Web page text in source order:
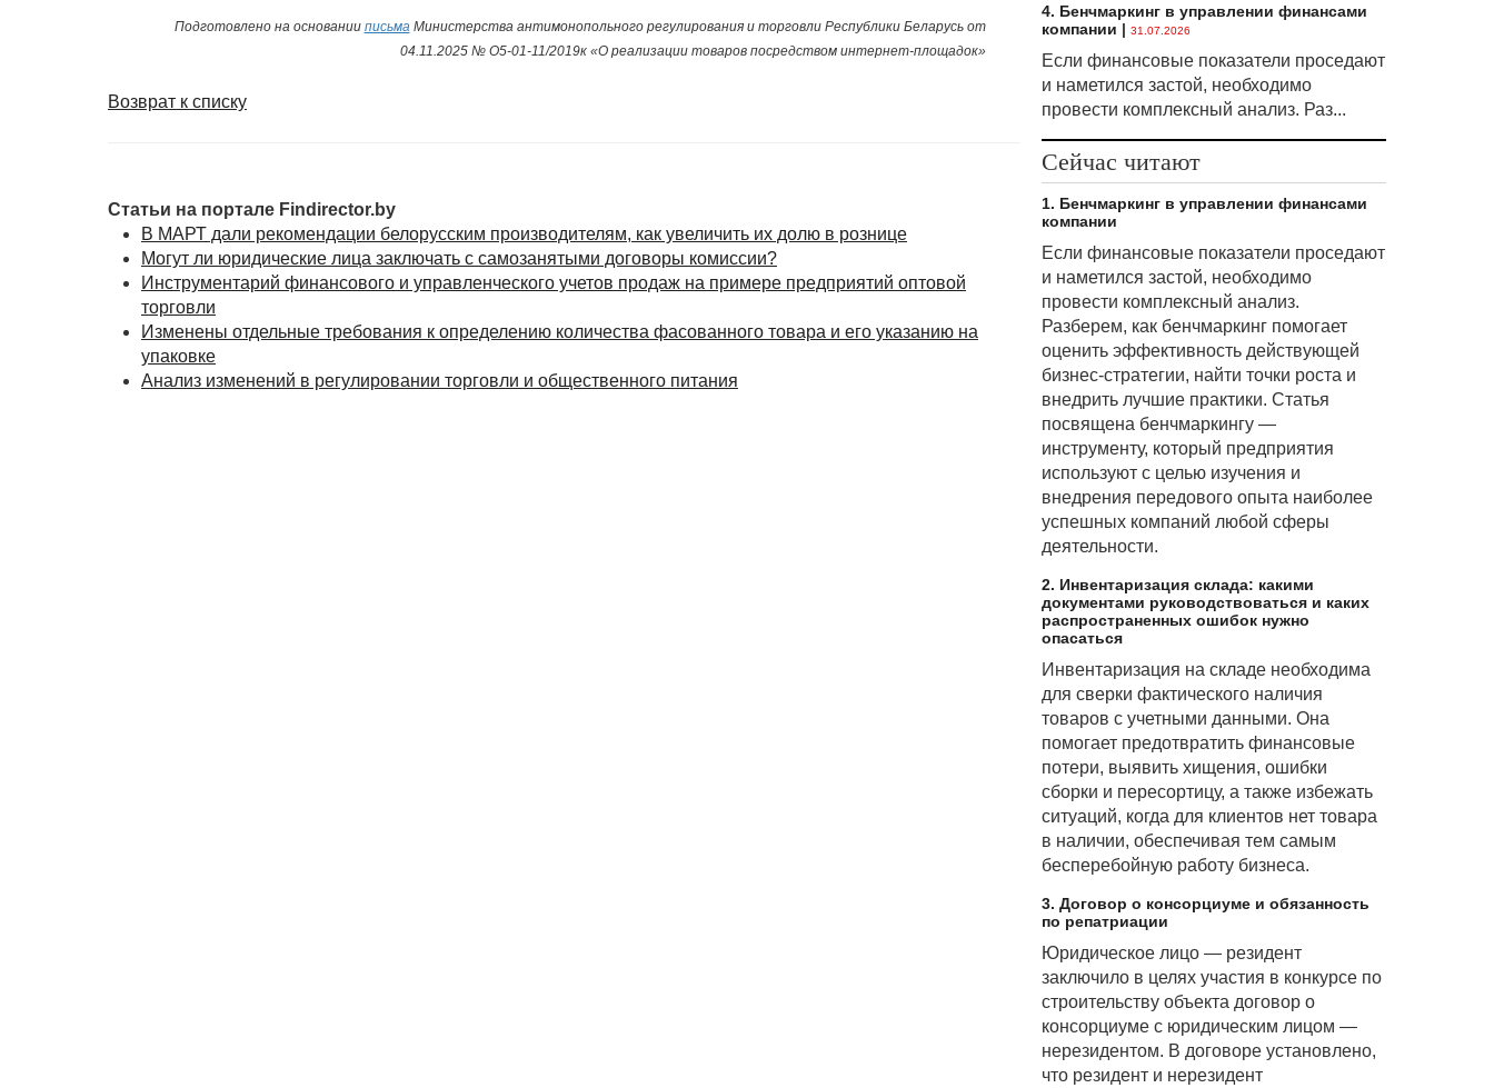
Подготовлено на основании письма Министерства антимонопольного регулирования и торговли Республики Беларусь от
04.11.2025 № O5-01-11/2019к «О реализации товаров посредством интернет-площадок»
Возврат к списку
Статьи на портале Findirector.by
В МАРТ дали рекомендации белорусским производителям, как увеличить их долю в рознице
Могут ли юридические лица заключать с самозанятыми договоры комиссии?
Инструментарий финансового и управленческого учетов продаж на примере предприятий оптовой
торговли
Изменены отдельные требования к определению количества фасованного товара и его указанию на
упаковке
Анализ изменений в регулировании торговли и общественного питания
4. Бенчмаркинг в управлении финансами
компании | 31.07.2026
Если финансовые показатели проседают
и наметился застой, необходимо
провести комплексный анализ. Раз...
Сейчас читают
1. Бенчмаркинг в управлении финансами
компании
Если финансовые показатели проседают
и наметился застой, необходимо
провести комплексный анализ.
Разберем, как бенчмаркинг помогает
оценить эффективность действующей
бизнес-стратегии, найти точки роста и
внедрить лучшие практики. Статья
посвящена бенчмаркингу —
инструменту, который предприятия
используют с целью изучения и
внедрения передового опыта наиболее
успешных компаний любой сферы
деятельности.
2. Инвентаризация склада: какими
документами руководствоваться и каких
распространенных ошибок нужно
опасаться
Инвентаризация на складе необходима
для сверки фактического наличия
товаров с учетными данными. Она
помогает предотвратить финансовые
потери, выявить хищения, ошибки
сборки и пересортицу, а также избежать
ситуаций, когда для клиентов нет товара
в наличии, обеспечивая тем самым
бесперебойную работу бизнеса.
3. Договор о консорциуме и обязанность
по репатриации
Юридическое лицо — резидент
заключило в целях участия в конкурсе по
строительству объекта договор о
консорциуме с юридическим лицом —
нерезидентом. В договоре установлено,
что резидент и нерезидент